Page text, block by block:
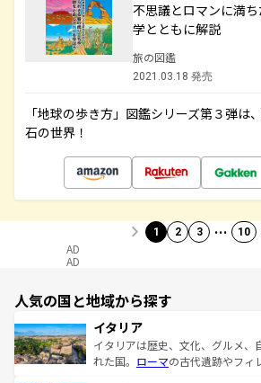
不思議とロマンに満
学とともに解説
旅の図鑑
2021.03.18 発売
「地球の歩き方」図鑑シリーズ第３弾は
石の世界！
1 2 3 … 10
AD
AD
人気の国と地域から探す
イタリア
イタリアは歴史、文化、グルメ、
れた国。 ローマの古代遺跡やフィ